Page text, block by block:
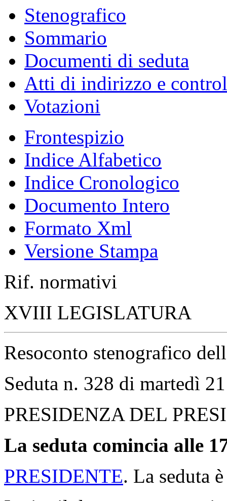
Stenografico
Sommario
Documenti di seduta
Atti di indirizzo e
Votazioni
Frontespizio
Indice Alfabetico
Indice Cronologico
Documento Intero
Formato Xml
Versione Stampa
Rif. normativi
XVIII LEGISLATURA
Resoconto stenografico
Seduta n. 328 di martedì
PRESIDENZA DEL
La seduta comincia alle
PRESIDENTE. La seduta